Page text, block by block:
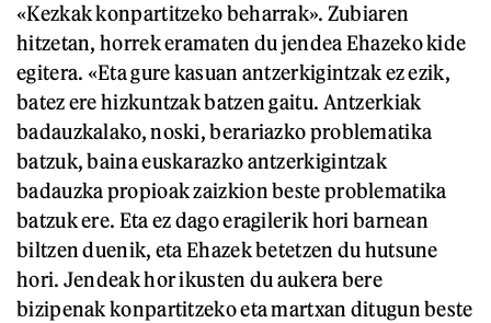
«Kezkak konpartitzeko beharrak». Zubiaren
hitzetan, horrek eramaten du jendea Ehazeko kide
egitera. «Eta gure kasuan antzerkigintzak ez ezik,
batez ere hizkuntzak batzen gaitu. Antzerkiak
badauzkalako, noski, berariazko problematika
batzuk, baina euskarazko antzerkigintzak
badauzka propioak zaizkion beste problematika
batzuk ere. Eta ez dago eragilerik hori barnean
biltzen duenik, eta Ehazek betetzen du hutsune
hori. Jendeak hor ikusten du aukera bere
bizipenak konpartitzeko eta martxan ditugun beste